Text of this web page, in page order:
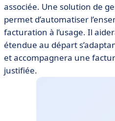
associée. Une solution de
permet d’automatiser
facturation à l’usage. Il
étendue au départ
et accompagnera une
justifiée.